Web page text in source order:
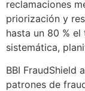
reclamaciones
priorización y
hasta un 80 %
sistemática,
BBI FraudShield
patrones de